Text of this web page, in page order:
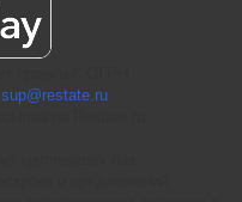
sup@restate.ru